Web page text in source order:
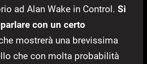
ad Alan Wake in Control. Si
con un certo
mostrerà una brevissima
che con molta probabilità